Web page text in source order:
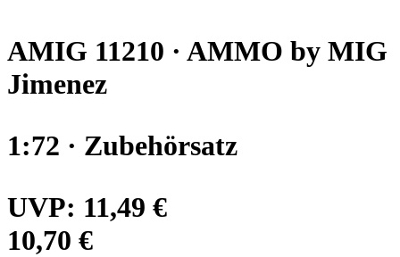
AMIG 11210 · AMMO by MIG
Jimenez
1:72 · Zubehörsatz
UVP: 11,49 €
10,70 €